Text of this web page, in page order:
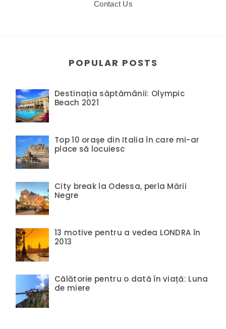
Contact Us
POPULAR POSTS
Destinația săptămânii: Olympic
Beach 2021
Top 10 orașe din Italia în care mi-ar
place să locuiesc
City break la Odessa, perla Mării
Negre
13 motive pentru a vedea LONDRA în
2013
Călătorie pentru o dată în viață: Luna
de miere